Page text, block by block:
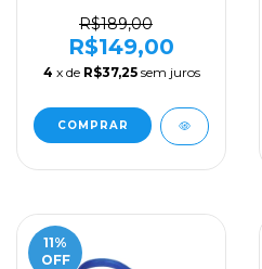
R$189,00
R$149,00
4 x de R$37,25 sem juros
11%
OFF